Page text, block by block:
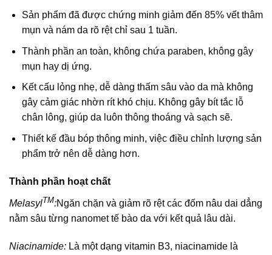
Sản phẩm đã được chứng minh giảm đến 85% vết thâm
mụn và nám da rõ rệt chỉ sau 1 tuần.
Thành phần an toàn, không chứa paraben, không gây
mụn hay dị ứng.
Kết cấu lỏng nhẹ, dễ dàng thấm sâu vào da mà không
gây cảm giác nhờn rít khó chịu. Không gây bít tắc lỗ
chân lông, giúp da luôn thông thoáng và sạch sẽ.
Thiết kế đầu bóp thông minh, việc điều chỉnh lượng sản
phẩm trở nên dễ dàng hơn.
Thành phần hoạt chất
MelasylTM:Ngăn chặn và giảm rõ rệt các đốm nâu dai dẳng
nằm sâu từng nanomet tế bào da với kết quả lâu dài.
Niacinamide: Là một dạng vitamin B3, niacinamide là